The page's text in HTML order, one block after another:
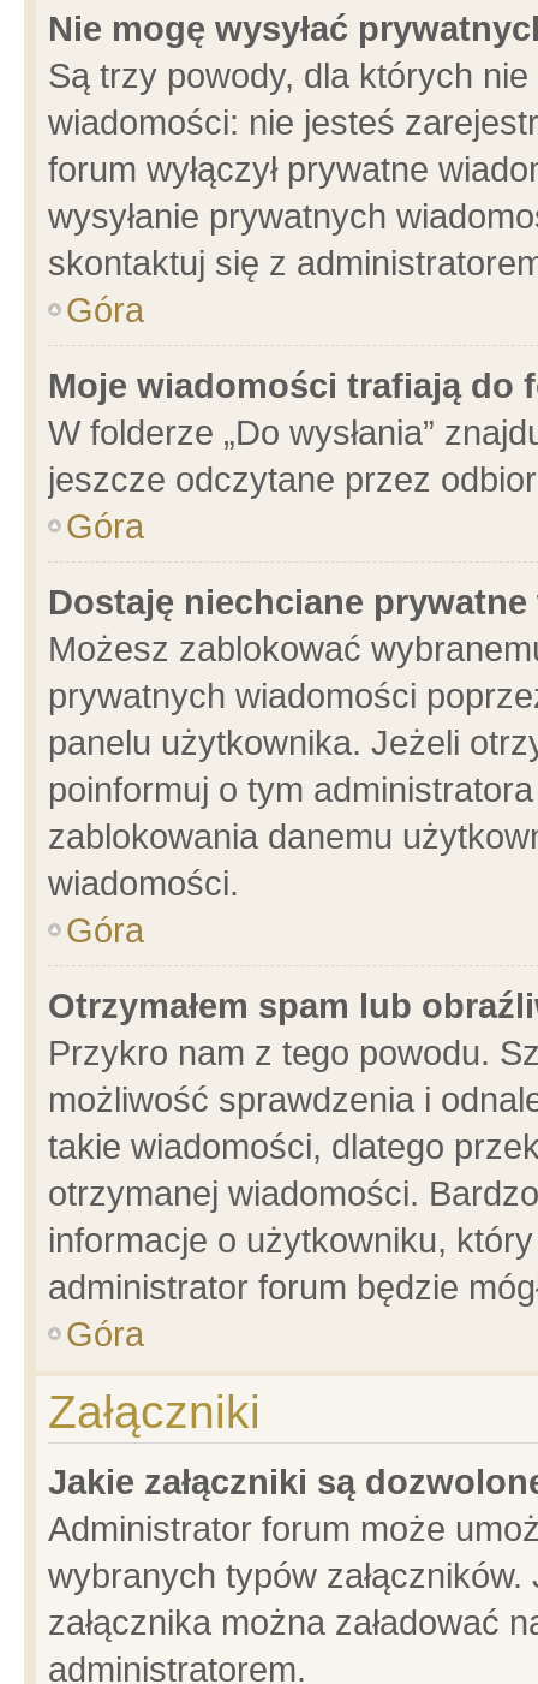
Nie mogę wysyłać
Są trzy powody, dla których
wiadomości: nie jesteś
forum wyłączył prywatne
wysyłanie prywatnych
skontaktuj się z
Góra
Moje wiadomości trafiają do
W folderze „Do wysłania”
jeszcze odczytane przez
Góra
Dostaję niechciane
Możesz zablokować
prywatnych wiadomości
panelu użytkownika. Jeżeli
poinformuj o tym
zablokowania danemu
wiadomości.
Góra
Otrzymałem spam lub
Przykro nam z tego powodu.
możliwość sprawdzenia i
takie wiadomości, dlatego
otrzymanej wiadomości.
informacje o użytkowniku,
administrator forum będzie
Góra
Załączniki
Jakie załączniki są
Administrator forum może
wybranych typów
załącznika można załadować
administratorem.